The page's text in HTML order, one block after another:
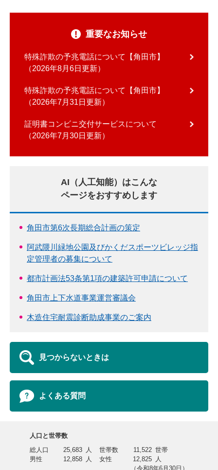
重要なお知らせ
特殊詐欺の予兆電話について【角田市】
2026年8月6日更新
特殊詐欺の予兆電話について【角田市】
2026年7月31日更新
証明書コンビニ交付サービスについて
2026年7月30日更新
AI（人工知能）はこんな
ページをおすすめします
角田市第6次長期総合計画の策定
阿武隈川緑地公園及びかくだスポーツビレッジ指
定管理者の募集について
都市計画法53条第1項の建築許可申請について
角田市上下水道事業運営審議会
木造住宅耐震診断助成事業のご案内
見つからないときは
よくある質問
人口と世帯数
総人口
25,683 人 世帯数 11,522 世帯
男性
12,858 人 女性 12,825 人
（令和8年6月30日）